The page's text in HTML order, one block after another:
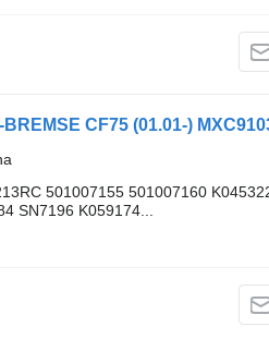
501007155 501007160
SN7196 K059174...